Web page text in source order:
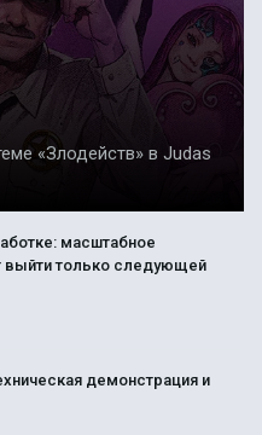
«Злодейств» в Judas
масштабное
выйти только следующей
демонстрация и